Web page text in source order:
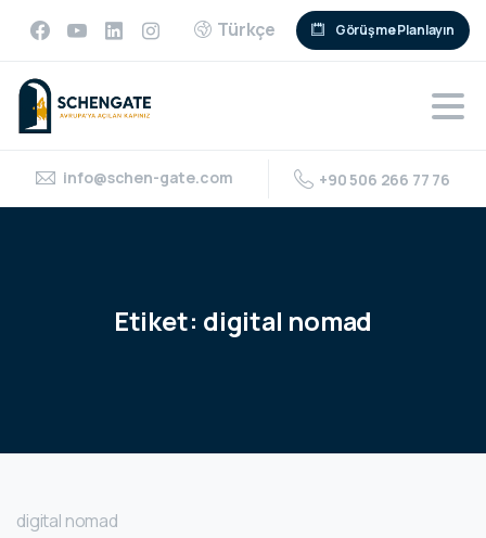
Türkçe Görüşme Planlayın
info@schen-gate.com +90 506 266 77 76
Etiket: digital nomad
digital nomad